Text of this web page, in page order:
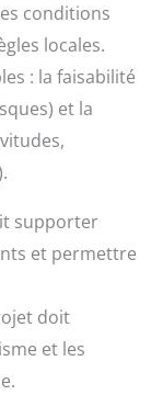
conditions
locales.
: la faisabilité
et la
supporter
et permettre
doit
et les